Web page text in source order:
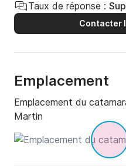
Taux de réponse :
Contacter
Emplacement
Emplacement du
Martin